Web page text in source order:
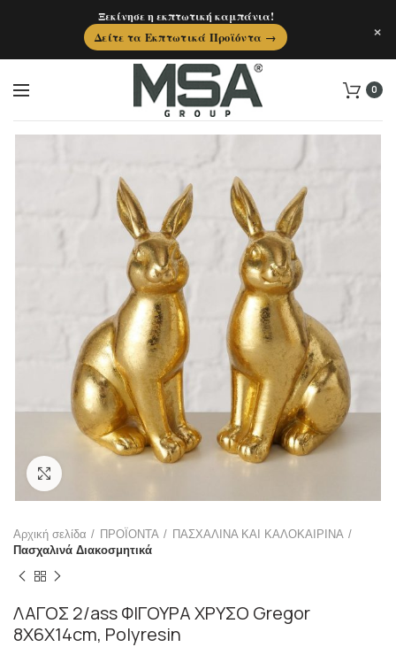
0
Αρχική σελίδα ΠΡΟΪΟΝΤΑ
ΠΑΣΧΑΛΙΝΑ ΚΑΙ ΚΑΛΟΚΑΙΡΙΝΑ
Πασχαλινά Διακοσμητικά
ΛΑΓΟΣ 2/ass ΦΙΓΟΥΡΑ ΧΡΥΣΟ Gregor
8Χ6Χ14cm, Polyresin
Ξεκίνησε η εκπτωτική καμπάνια!
Δείτε τα Εκπτωτικά Προϊόντα →
×